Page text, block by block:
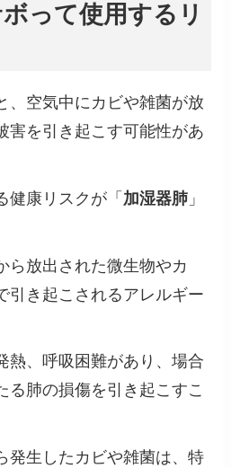
って使用するリ
、空気中にカビや雑菌が放
害を引き起こす可能性があ
健康リスクが「 加湿器肺 」
ら放出された微生物やカ
引き起こされるアレルギー
熱、呼吸困難があり、場合
る肺の損傷を引き起こすこ
発生したカビや雑菌は、特